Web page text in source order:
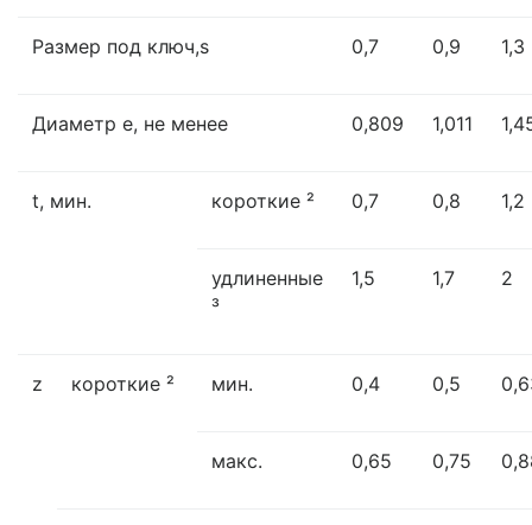
Размер под ключ,s 0,7 0,9 1,3
Диаметр e, не менее 0,809 1,011
t, мин. короткие ² 0,7 0,8 1,2
удлиненные
³
1,5 1,7 2
z короткие ² мин. 0,4 0,5
макс. 0,65 0,75